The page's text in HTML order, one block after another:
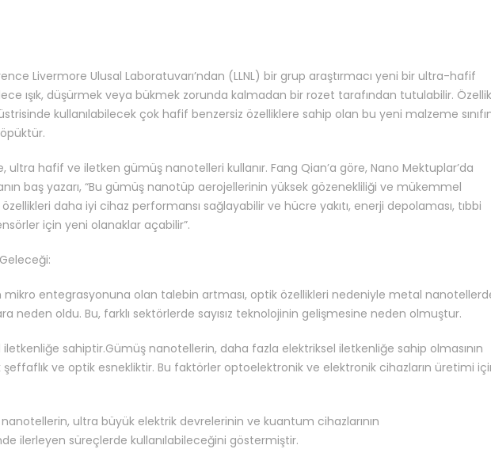
Livermore Ulusal Laboratuvarı’ndan (LLNL) bir grup araştırmacı yeni bir ultra-hafif
ışık, düşürmek veya bükmek zorunda kalmadan bir rozet tarafından tutulabilir.
kullanılabilecek çok hafif benzersiz özelliklere sahip olan bu yeni malzeme
ultra hafif ve iletken gümüş nanotelleri kullanır. Fang Qian’a göre, Nano Mektuplar’da
baş yazarı, “Bu gümüş nanotüp aerojellerinin yüksek gözenekliliği ve mükemmel
daha iyi cihaz performansı sağlayabilir ve hücre yakıtı, enerji depolaması, tıbbi
için yeni olanaklar açabilir”.
mikro entegrasyonuna olan talebin artması, optik özellikleri nedeniyle metal
neden oldu. Bu, farklı sektörlerde sayısız teknolojinin gelişmesine neden olmuştur.
iletkenliğe sahiptir.Gümüş nanotellerin, daha fazla elektriksel iletkenliğe sahip olmasının
ve optik esnekliktir. Bu faktörler optoelektronik ve elektronik cihazların üretimi
ultra büyük elektrik devrelerinin ve kuantum cihazlarının
ilerleyen süreçlerde kullanılabileceğini göstermiştir.